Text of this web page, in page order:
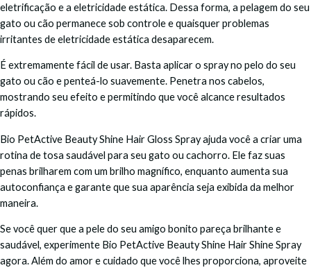
eletrificação e a eletricidade estática. Dessa forma, a pelagem do seu
gato ou cão permanece sob controle e quaisquer problemas
irritantes de eletricidade estática desaparecem.
É extremamente fácil de usar. Basta aplicar o spray no pelo do seu
gato ou cão e penteá-lo suavemente. Penetra nos cabelos,
mostrando seu efeito e permitindo que você alcance resultados
rápidos.
Bio PetActive Beauty Shine Hair Gloss Spray ajuda você a criar uma
rotina de tosa saudável para seu gato ou cachorro. Ele faz suas
penas brilharem com um brilho magnífico, enquanto aumenta sua
autoconfiança e garante que sua aparência seja exibida da melhor
maneira.
Se você quer que a pele do seu amigo bonito pareça brilhante e
saudável, experimente Bio PetActive Beauty Shine Hair Shine Spray
agora. Além do amor e cuidado que você lhes proporciona, aproveite